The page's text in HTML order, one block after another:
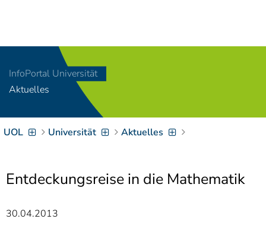
[Access-Key 8
Zum Inhalt springen
Zur Suche springen
[Access-Key 4]
Zur Hauptnavigation
Zur
Zielgruppennavigation
InfoPortal Universität
Aktuelles
UOL Universität Aktuelles
Entdeckungsreise in die Mathematik
30.04.2013